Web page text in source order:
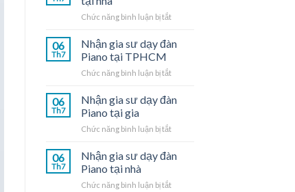
Chức năng bình luận bị tắtở
Piano
nhà
06
Th7
Nhận gia sư dạy đàn
Piano tại TPHCM
Chức năng bình luận bị tắtở
đàn
tại
06
Th7
Nhận gia sư dạy đàn
Piano tại gia
Chức năng bình luận bị tắtở
đàn
06
Th7
Nhận gia sư dạy đàn
Piano tại nhà
Chức năng bình luận bị tắtở